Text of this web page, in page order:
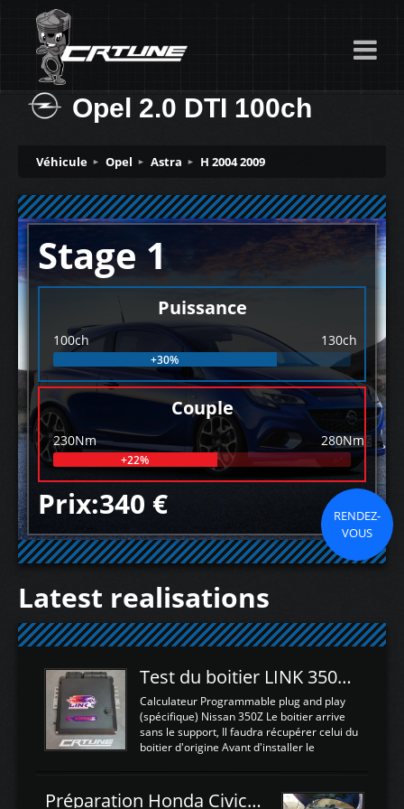
Opel 2.0 DTI 100ch
Véhicule Opel Astra H 2004 2009
Stage 1
Puissance
100ch 130ch
+30%
Couple
230Nm 280Nm
+22%
Prix:340 €
RENDEZ-
VOUS
Latest realisations
Test du boitier LINK 350Z Plugin ECU
Calculateur Programmable plug and play
(spécifique) Nissan 350Z Le boitier arrive
sans le support, Il faudra récupérer celui du
boitier d'origine Avant d'installer le
d'envoyer l'information de la large bande
Préparation Honda Civic Type R FK2